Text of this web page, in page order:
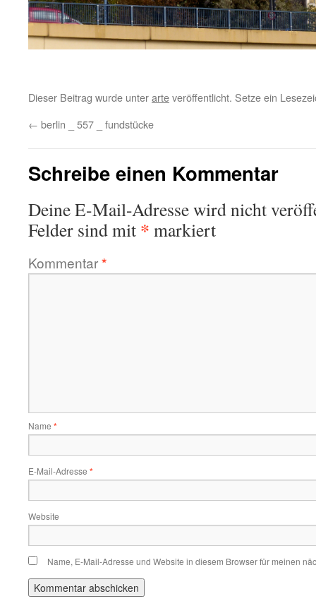
Dieser Beitrag wurde unterarteveröffentlicht. Setze ein
← berlin _ 557 _ fundstücke
Schreibe einen Kommentar
Deine E-Mail-Adresse wird nicht
Felder sind mit * markiert
Kommentar*
Name *
E-Mail-Adresse *
Website
Name, E-Mail-Adresse und Website in diesem Browser für meinen